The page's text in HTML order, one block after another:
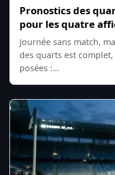
Pronostics des
pour les quatre
Journée sans match,
des quarts est
posées :…